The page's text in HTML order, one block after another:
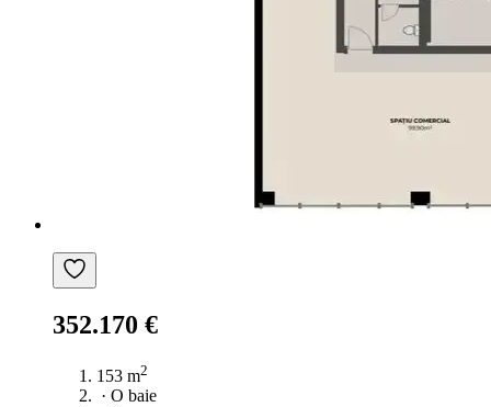
352.170 €
153 m2
· O baie